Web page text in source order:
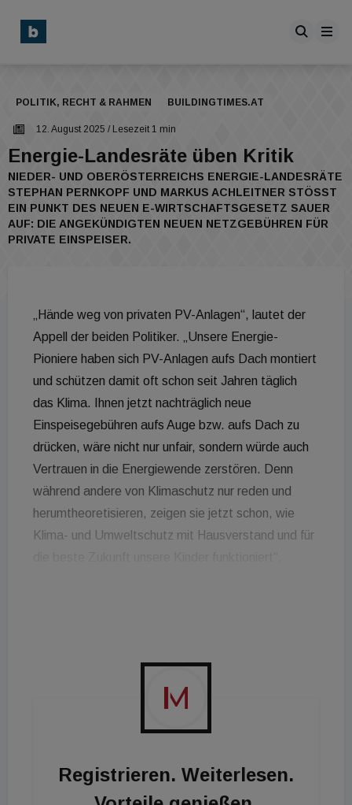
POLITIK, RECHT & RAHMEN BUILDINGTIMES.AT
12. August 2025 / Lesezeit 1 min
Energie-Landesräte üben Kritik
NIEDER- UND OBERÖSTERREICHS ENERGIE-LANDESRÄTE
STEPHAN PERNKOPF UND MARKUS ACHLEITNER STÖSST E
IN PUNKT DES NEUEN E-WIRTSCHAFTSGESETZ SAUER A
UF: DIE ANGEKÜNDIGTEN NEUEN NETZGEBÜHREN FÜR P
RIVATE EINSPEISER.
„Hände weg von privaten PV-Anlagen“, lautet der
Appell der beiden Politiker. „Unsere Energie-
Pioniere haben sich PV-Anlagen aufs Dach montiert
und schützen damit oft schon seit Jahren täglich
das Klima. Ihnen jetzt nachträglich neue
Einspeisegebühren aufs Auge bzw. aufs Dach zu
drücken, wäre nicht nur unfair, sondern würde auch
Vertrauen in die Energiewende zerstören. Denn
während andere von Klimaschutz nur reden und
herumtheoretisieren, zeigen sie jetzt schon, wie
Klima- und Umweltschutz mit Hausverstand und für
Steuer für kleine PV-Anlagen abzusehen. Vielmehr
bräuchte es eine ordentliche Förderung und
Netze sinnvoller entlastet als durch neue
steuerliche Belastungen. Dabei müsse es auch für
Registrieren. Weiterlesen.